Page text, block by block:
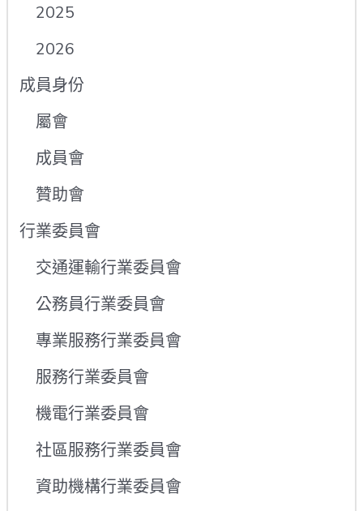
2025
2026
成員身份
屬會
成員會
贊助會
行業委員會
交通運輸行業委員會
公務員行業委員會
專業服務行業委員會
服務行業委員會
機電行業委員會
社區服務行業委員會
資助機構行業委員會